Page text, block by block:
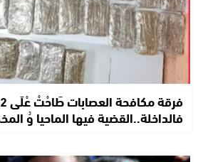
فالداخلة..القضية فيها الماحيا وُ